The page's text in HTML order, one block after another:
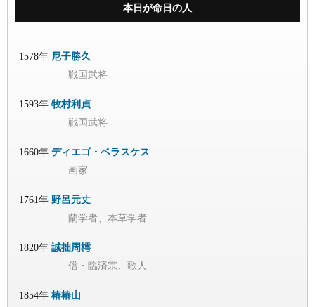
本日が命日の人
1578年 尼子勝久
戦国武将
1593年 牧村利貞
戦国武将
1660年 ディエゴ・ベラスケス
画家
1761年 野呂元丈
蘭学者、本草学者
1820年 誠拙周樗
僧・臨済宗、歌人
1854年 椿椿山